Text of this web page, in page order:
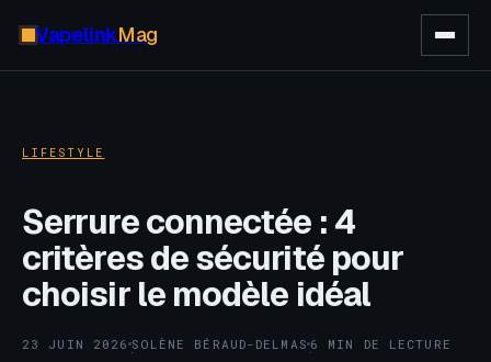
VapelinkMag
LIFESTYLE
Serrure connectée : 4
critères de sécurité pour
choisir le modèle idéal
23 JUIN 2026·SOLÈNE BÉRAUD-DELMAS ·
6 MIN DE LECTURE